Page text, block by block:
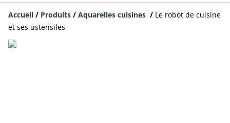
Accueil / Produits / Aquarelles cuisines / Le robot de cuisine
et ses ustensiles